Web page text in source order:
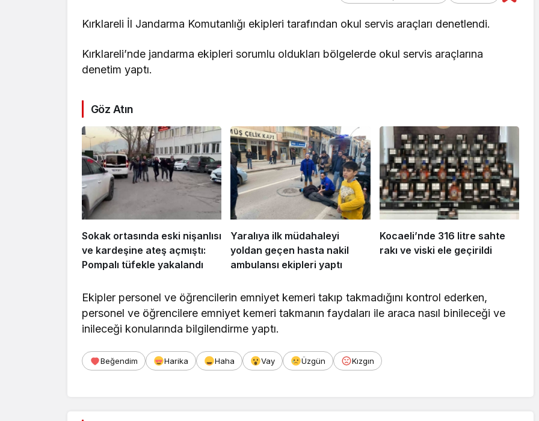
Kırklareli İl Jandarma Komutanlığı ekipleri tarafından okul servis araçları denetlendi.
Kırklareli’nde jandarma ekipleri sorumlu oldukları bölgelerde okul servis araçlarına
denetim yaptı.
Göz Atın
Sokak ortasında eski nişanlısı
ve kardeşine ateş açmıştı:
Pompalı tüfekle yakalandı
Yaralıya ilk müdahaleyi
yoldan geçen hasta nakil
ambulansı ekipleri yaptı
Kocaeli’nde 316 litre sahte
rakı ve viski ele geçirildi
Ekipler personel ve öğrencilerin emniyet kemeri takıp takmadığını kontrol ederken,
personel ve öğrencilere emniyet kemeri takmanın faydaları ile araca nasıl binileceği ve
inileceği konularında bilgilendirme yaptı.
Beğendim Harika Haha Vay Üzgün Kızgın